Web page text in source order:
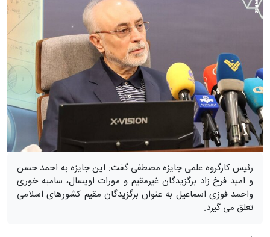
رئیس کارگروه علمی جایزه مصطفی گفت: این جایزه به احمد حسن
و امید فرخ زاد برگزیدگان غیرمقیم و مورات اویسال، سامیه خوری
واحمد فوزی اسماعیل به عنوان برگزیدگان مقیم کشورهای اسلامی
تعلق می گیرد.